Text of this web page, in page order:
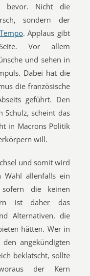
bevor. Nicht die
sondern der
Tempo. Applaus gibt
Vor allem
und sehen in
Dabei hat die
die französische
geführt. Den
Schulz, scheint das
in Macrons Politik
will.
und somit wird
Wahl allenfalls ein
die keinen
ist daher das
Alternativen, die
hätten. Wer in
angekündigten
beklatscht, sollte
der Kern